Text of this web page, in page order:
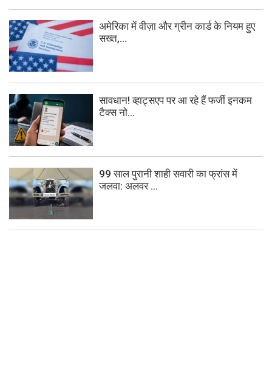
अमेरिका में वीज़ा और ग्रीन कार्ड के नियम हुए
सख्त,...
सावधान! व्हाट्सएप पर आ रहे हैं फर्जी इनकम
टैक्स नो...
99 साल पुरानी शाही सवारी का फ्रांस में
जलवा: अलवर ...